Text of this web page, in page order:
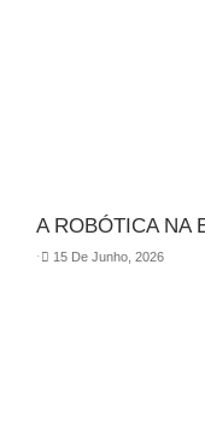
A ROBÓTICA NA
⋅ 15 De Junho, 2026